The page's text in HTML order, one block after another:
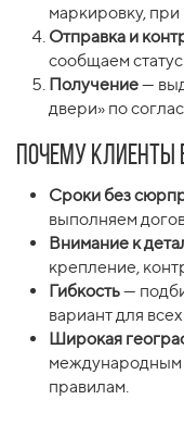
маркировку,
Отправка и
сообщаем статус.
Получение—
двери» по
Почему клиенты
Сроки без
выполняем
Внимание к
крепление,
Гибкость—
вариант для
Широкая
международным
правилам.